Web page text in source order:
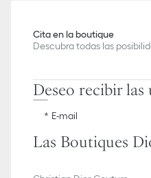
Cita en la boutique
Descubra todas las
Deseo recibir
E-mail
Las Boutiques